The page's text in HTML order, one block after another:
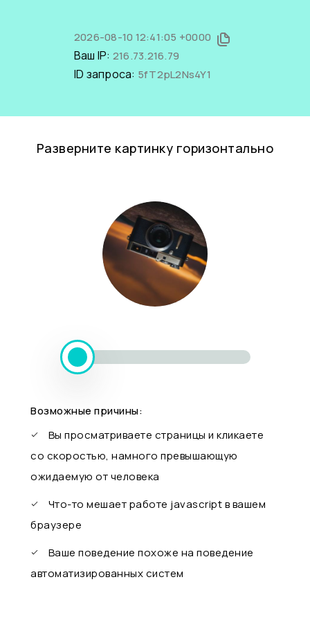
2026-08-10 12:41:05 +0000
Ваш IP: 216.73.216.79
ID запроса: 5fT2pL2Ns4Y1
Разверните картинку горизонтально
Возможные причины:
Вы просматриваете страницы и кликаете
со скоростью, намного превышающую
ожидаемую от человека
Что-то мешает работе javascript в вашем
браузере
Ваше поведение похоже на поведение
автоматизированных систем